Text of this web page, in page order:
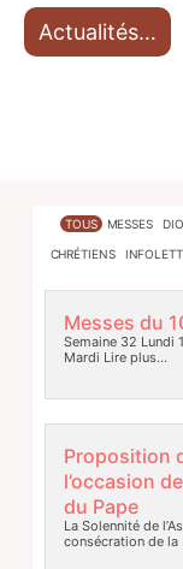
Actualités…
TOUS MESSES
CHRÉTIENS
Messes du
Semaine 32 Lundi
Mardi Lire plus…
Proposition
l’occasion
du Pape
La Solennité de
consécration de la